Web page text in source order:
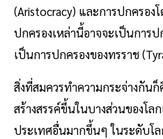
(Aristocracy) และการปกครอง
ปกครองเหล่านี้อาจจะเป็นการ
เป็นการปกครองของทรราช
สิ่งที่สมควรทำความกระจ่างกัน
สร้างสรรค์ขึ้นในบางส่วนของโ
ประเทศอื่นมากขึ้นๆ ในระดับโ